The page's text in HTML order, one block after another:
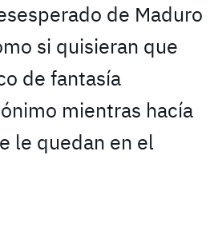
de Maduro
si quisieran que
de fantasía
mientras hacía
le quedan en el